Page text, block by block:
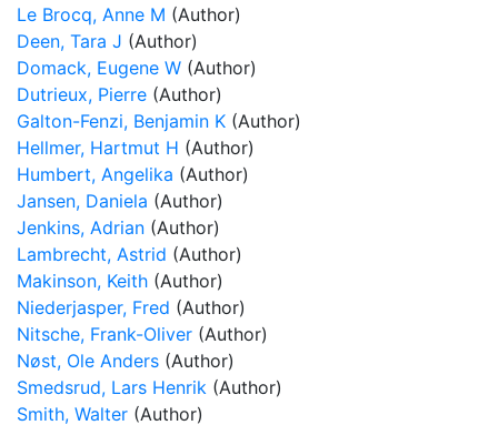
Le Brocq, Anne M (Author)
Deen, Tara J (Author)
Domack, Eugene W (Author)
Dutrieux, Pierre (Author)
Galton-Fenzi, Benjamin K (Author)
Hellmer, Hartmut H (Author)
Humbert, Angelika (Author)
Jansen, Daniela (Author)
Jenkins, Adrian (Author)
Lambrecht, Astrid (Author)
Makinson, Keith (Author)
Niederjasper, Fred (Author)
Nitsche, Frank-Oliver (Author)
Nøst, Ole Anders (Author)
Smedsrud, Lars Henrik (Author)
Smith, Walter (Author)